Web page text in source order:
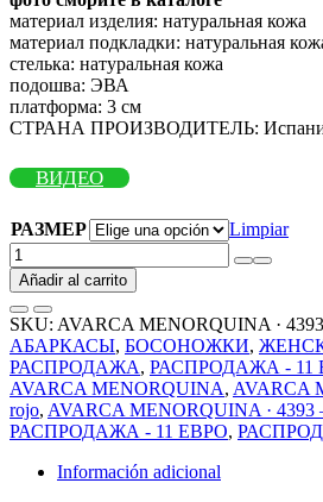
материал изделия: натуральная кожа
материал подкладки: натуральная
стелька: натуральная кожа
подошва: ЭВА
платформа: 3 см
СТРАНА ПРОИЗВОДИТЕЛЬ:
ВИДЕО
РАЗМЕР
Limpiar
Босоножки
-
Абаркасы
от
испанского
производителя
AVARCA
MENORQUINA
·
4393
Añadir al carrito
SKU: AVARCA MENORQUINA ·
АБАРКАСЫ, БОСОНОЖКИ,
РАСПРОДАЖА, РАСПРОДАЖА - 11
AVARCA MENORQUINA, AVARCA
rojo, AVARCA MENORQUINA ·
РАСПРОДАЖА - 11 ЕВРО,
Información adicional